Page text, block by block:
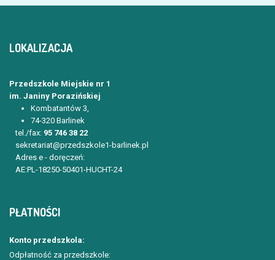
LOKALIZACJA
Przedszkole Miejskie nr 1
im. Janiny Porazińskiej
Kombatantów 3,
74-320 Barlinek
tel./fax: 95 746 38 22
sekretariat@przedszkole1-barlinek.pl
Adres e - doręczeń:
AE:PL-18250-50401-HUCHT-24
PŁATNOŚCI
Konto przedszkola:
Odpłatność za przedszkole: